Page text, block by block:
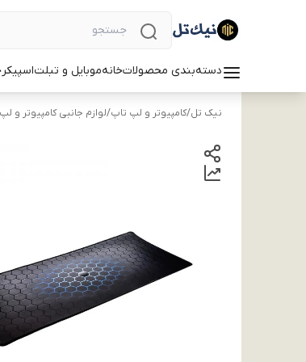
دسته‌بندی محصولاتخانهموبایل و تبلتاسپیکر
نیک تل/کامپیوتر و لپ تاپ/لوازم جانبی کامپیوتر و